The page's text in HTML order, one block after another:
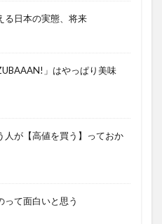
る日本の実態、将来
」はやっぱり美味
人が【高値を買う】っておか
って面白いと思う